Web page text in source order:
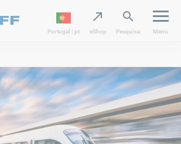
Portugal | pt eShop Pesquisa Menu